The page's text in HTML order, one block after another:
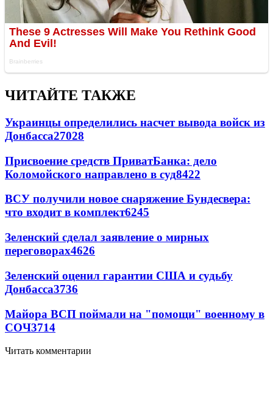
ЧИТАЙТЕ ТАКЖЕ
Украинцы определились насчет вывода войск из
Донбасса27028
Присвоение средств ПриватБанка: дело
Коломойского направлено в суд8422
ВСУ получили новое снаряжение Бундесвера:
что входит в комплект6245
Зеленский сделал заявление о мирных
переговорах4626
Зеленский оценил гарантии США и судьбу
Донбасса3736
Майора ВСП поймали на "помощи" военному в
СОЧ3714
Читать комментарии